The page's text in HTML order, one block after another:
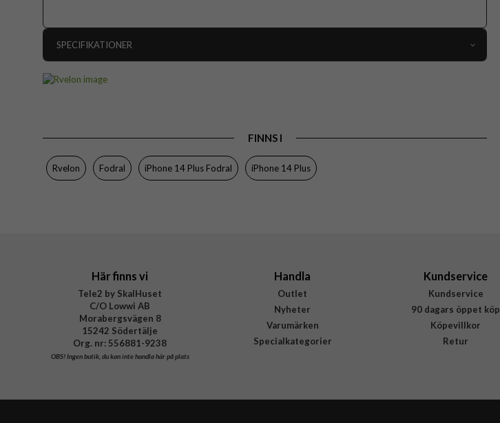
SPECIFIKATIONER
Egenskaper
Kortfack, Magnetstängning
Färg
Material
FINNS I
Rvelon Fodral iPhone 14 Plus Fodral iPhone 14 Plus
Här finns vi
Tele2 by SkalHuset
C/O Lowwi AB
Morabergsvägen 8
15242 Södertälje
Org. nr: 556881-9238
OBS!Ingen butik, du kan inte handla här på plats
Handla
Outlet
Nyheter
Varumärken
Specialkategorier
Kundservice
Kundservice
90 dagars öppet köp
Köpevillkor
Retur